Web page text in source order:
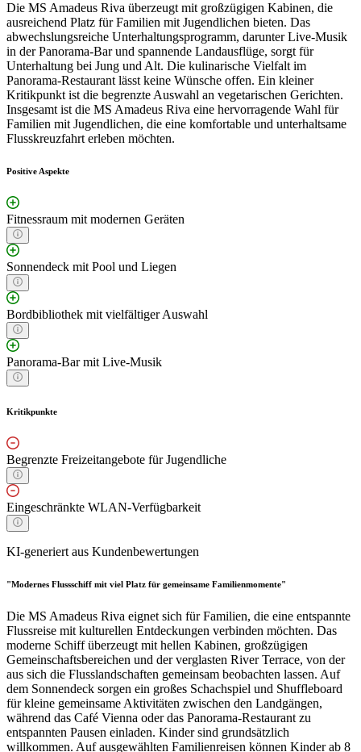
Die MS Amadeus Riva überzeugt mit großzügigen Kabinen, die
ausreichend Platz für Familien mit Jugendlichen bieten. Das
abwechslungsreiche Unterhaltungsprogramm, darunter Live-Musik
in der Panorama-Bar und spannende Landausflüge, sorgt für
Unterhaltung bei Jung und Alt. Die kulinarische Vielfalt im
Panorama-Restaurant lässt keine Wünsche offen. Ein kleiner
Kritikpunkt ist die begrenzte Auswahl an vegetarischen Gerichten.
Insgesamt ist die MS Amadeus Riva eine hervorragende Wahl für
Familien mit Jugendlichen, die eine komfortable und unterhaltsame
Flusskreuzfahrt erleben möchten.
Positive Aspekte
Fitnessraum mit modernen Geräten
Sonnendeck mit Pool und Liegen
Bordbibliothek mit vielfältiger Auswahl
Panorama-Bar mit Live-Musik
Kritikpunkte
Begrenzte Freizeitangebote für Jugendliche
Eingeschränkte WLAN-Verfügbarkeit
KI-generiert aus Kundenbewertungen
"Modernes Flussschiff mit viel Platz für gemeinsame Familienmomente"
Die MS Amadeus Riva eignet sich für Familien, die eine entspannte
Flussreise mit kulturellen Entdeckungen verbinden möchten. Das
moderne Schiff überzeugt mit hellen Kabinen, großzügigen
Gemeinschaftsbereichen und der verglasten River Terrace, von der
aus sich die Flusslandschaften gemeinsam beobachten lassen. Auf
dem Sonnendeck sorgen ein großes Schachspiel und Shuffleboard
für kleine gemeinsame Aktivitäten zwischen den Landgängen,
während das Café Vienna oder das Panorama-Restaurant zu
entspannten Pausen einladen. Kinder sind grundsätzlich
willkommen. Auf ausgewählten Familienreisen können Kinder ab 8